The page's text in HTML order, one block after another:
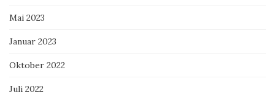
Mai 2023
Januar 2023
Oktober 2022
Juli 2022